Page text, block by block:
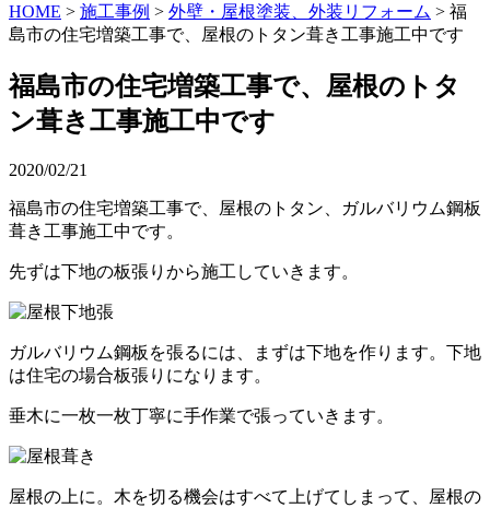
HOME > 施工事例 > 外壁・屋根塗装、外装リフォーム > 福
島市の住宅増築工事で、屋根のトタン葺き工事施工中です
福島市の住宅増築工事で、屋根のトタ
ン葺き工事施工中です
2020/02/21
福島市の住宅増築工事で、屋根のトタン、ガルバリウム鋼板
葺き工事施工中です。
先ずは下地の板張りから施工していきます。
ガルバリウム鋼板を張るには、まずは下地を作ります。下地
は住宅の場合板張りになります。
垂木に一枚一枚丁寧に手作業で張っていきます。
屋根の上に。木を切る機会はすべて上げてしまって、屋根の